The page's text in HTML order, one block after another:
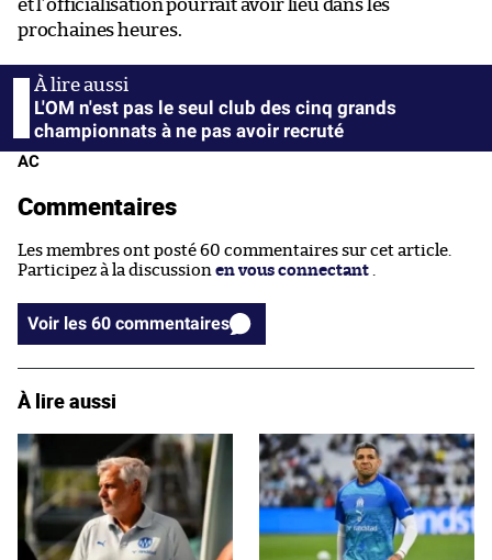
et l’officialisation pourrait avoir lieu dans les
prochaines heures.
L'OM n'est pas le seul club des cinq grands
championnats à ne pas avoir recruté
AC
Commentaires
Les membres ont posté 60 commentaires sur cet article.
Participez à la discussion en vous connectant
Voir les 60 commentaires
À lire aussi